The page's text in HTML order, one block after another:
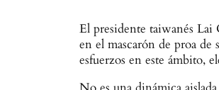
El presidente taiwanés Lai
en el mascarón de proa
esfuerzos en este ámbito,